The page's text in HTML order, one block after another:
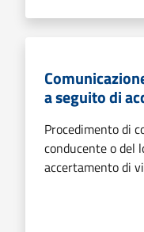
a seguito di
Procedimento di
conducente o del
accertamento di